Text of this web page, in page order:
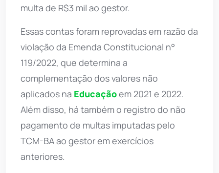
multa de R$3 mil ao gestor.
Essas contas foram reprovadas em razão da
violação da Emenda Constitucional n°
119/2022, que determina a
complementação dos valores não
aplicados na Educaçãoem 2021 e 2022.
Além disso, há também o registro do não
pagamento de multas imputadas pelo
TCM-BA ao gestor em exercícios
anteriores.